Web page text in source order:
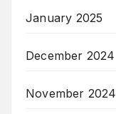
January 2025
December 2024
November 2024